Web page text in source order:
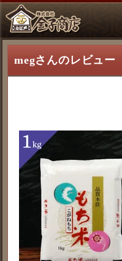
megさんのレビュー